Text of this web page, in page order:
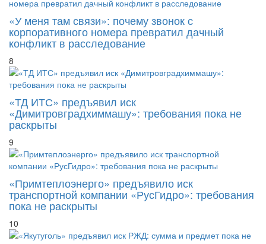
«У меня там связи»: почему звонок с
корпоративного номера превратил дачный
конфликт в расследование
8
«ТД ИТС» предъявил иск
«Димитровградхиммашу»: требования пока не
раскрыты
9
«Примтеплоэнерго» предъявило иск
транспортной компании «РусГидро»: требования
пока не раскрыты
10